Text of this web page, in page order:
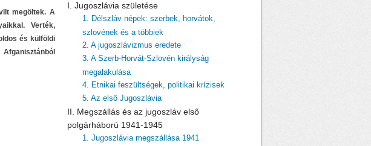
megöltek. A
Verték,
és külföldi
I. Jugoszlávia születése
1. Délszláv népek: szerbek, horvátok,
szlovének és a többiek
2. A jugoszlávizmus eredete
3. A Szerb-Horvát-Szlovén királyság
megalakulása
4. Etnikai feszültségek, politikai krízisek
5. Az első Jugoszlávia
II. Megszállás és az jugoszláv első
polgárháború 1941-1945
1. Jugoszlávia megszállása 1941